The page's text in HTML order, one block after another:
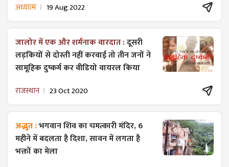
अध्यात्म 19 Aug 2022
जालोर में एक और शर्मनाक वारदात :दूसरी
लड़कियों से दोस्ती नहीं करवाई तो तीन जनों ने
सामूहिक दुष्कर्म कर वीडियो वायरल किया
राजस्थान 23 Oct 2020
अद्भुत :भगवान शिव का चमत्कारी मंदिर, 6
महीने में बदलता है दिशा, सावन में लगता है
भक्तों का मेला